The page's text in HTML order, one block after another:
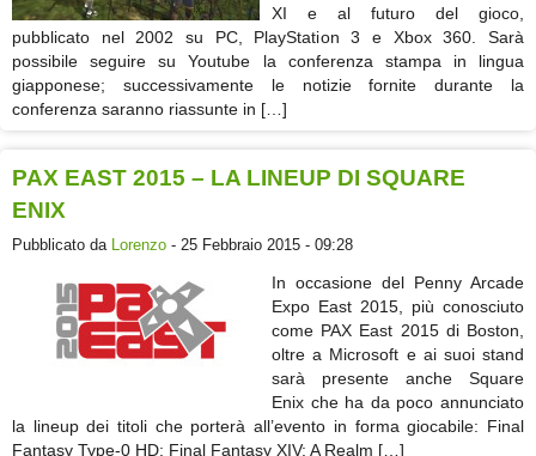
XI e al futuro del gioco,
pubblicato nel 2002 su PC, PlayStation 3 e Xbox 360. Sarà
possibile seguire su Youtube la conferenza stampa in lingua
giapponese; successivamente le notizie fornite durante la
conferenza saranno riassunte in […]
PAX EAST 2015 – LA LINEUP DI SQUARE
ENIX
Pubblicato da Lorenzo - 25 Febbraio 2015 - 09:28
In occasione del Penny Arcade
Expo East 2015, più conosciuto
come PAX East 2015 di Boston,
oltre a Microsoft e ai suoi stand
sarà presente anche Square
Enix che ha da poco annunciato
la lineup dei titoli che porterà all’evento in forma giocabile: Final
Fantasy Type-0 HD; Final Fantasy XIV: A Realm […]